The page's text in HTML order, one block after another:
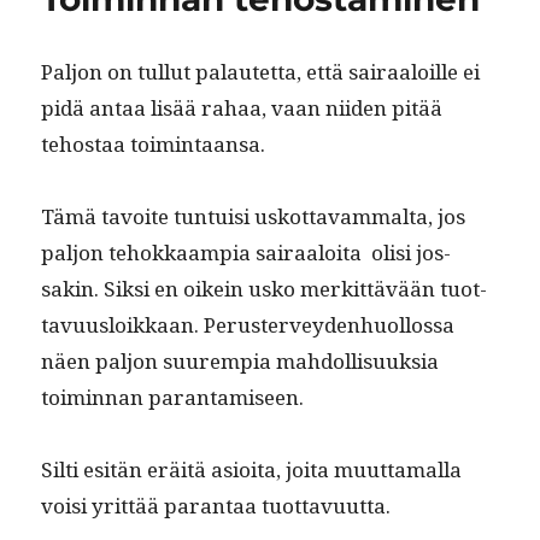
hallituksesta?
Paljon on tul­lut palautet­ta, että sairaaloille ei
pidä antaa lisää rahaa, vaan niiden pitää
tehostaa toimintaansa.
Tämä tavoite tun­tu­isi uskot­tavam­mal­ta, jos
paljon tehokkaampia sairaaloi­ta olisi jos­
sakin. Sik­si en oikein usko merkit­tävään tuot­
tavu­us­loikkaan. Peruster­vey­den­huol­los­sa
näen paljon suurem­pia mah­dol­lisuuk­sia
toimin­nan parantamiseen.
Silti esitän eräitä asioi­ta, joi­ta muut­ta­mal­la
voisi yrit­tää paran­taa tuottavuutta.